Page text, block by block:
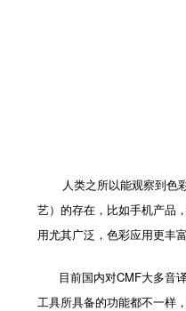
人类之所以能观察到色彩
艺）的存在，比如手机产品
用尤其广泛，色彩应用更丰富
目前国内对CMF大多音译
工具所具备的功能都不一样